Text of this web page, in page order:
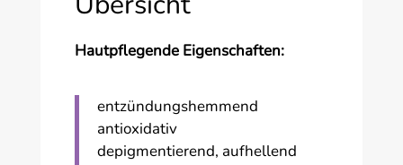
Hautpflegende Eigenschaften:
entzündungshemmend
antioxidativ
depigmentierend, aufhellend